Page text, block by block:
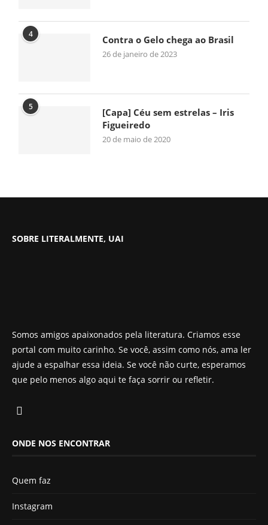
4 Contra o Gelo chega ao Brasil
26 de janeiro de 2023
5
[Capa] Céu sem estrelas – Iris
Figueiredo
20 de maio de 2020
SOBRE LITERALMENTE, UAI
Somos amigos apaixonados pela literatura. Criamos esse
portal com muito carinho. Se você, assim como nós, ama ler
ajude a espalhar essa ideia. Se você não curte, esperamos
que pelo menos algo aqui te faça sorrir ou refletir.
ONDE NOS ENCONTRAR
Quem faz
Instagram